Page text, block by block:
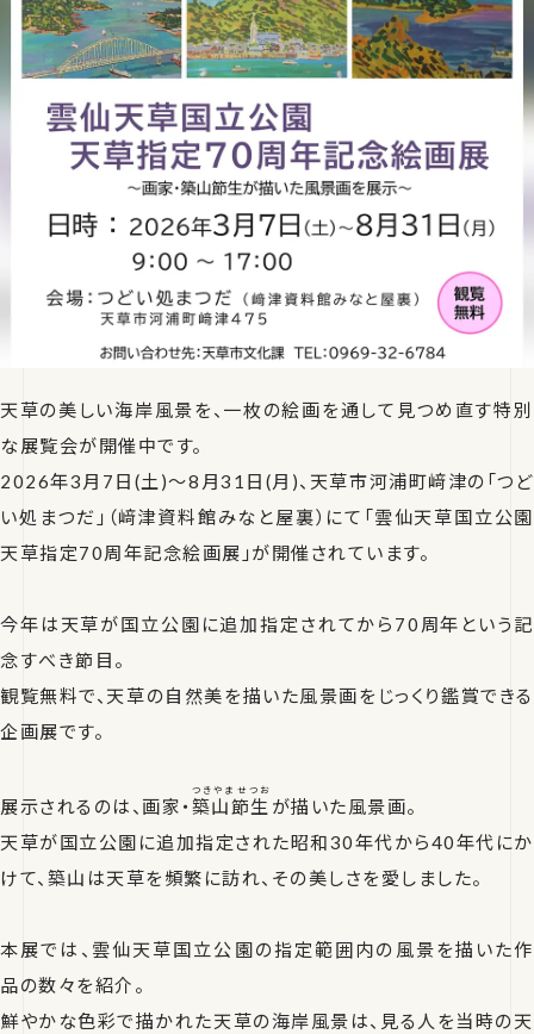
天草の美しい海岸風景を、一枚の絵画を通して見つめ直す特別
な展覧会が開催中です。
2026年3月7日(土)〜8月31日(月)、天草市河浦町﨑津の「つど
い処まつだ」（﨑津資料館みなと屋裏）にて「雲仙天草国立公園
天草指定70周年記念絵画展」が開催されています。
今年は天草が国立公園に追加指定されてから70周年という記
念すべき節目。
観覧無料で、天草の自然美を描いた風景画をじっくり鑑賞できる
企画展です。
展示されるのは、画家・ 築山節生
つきやま せつお
が描いた風景画。
天草が国立公園に追加指定された昭和30年代から40年代にか
けて、築山は天草を頻繁に訪れ、その美しさを愛しました。
本展では、雲仙天草国立公園の指定範囲内の風景を描いた作
品の数々を紹介。
鮮やかな色彩で描かれた天草の海岸風景は、見る人を当時の天